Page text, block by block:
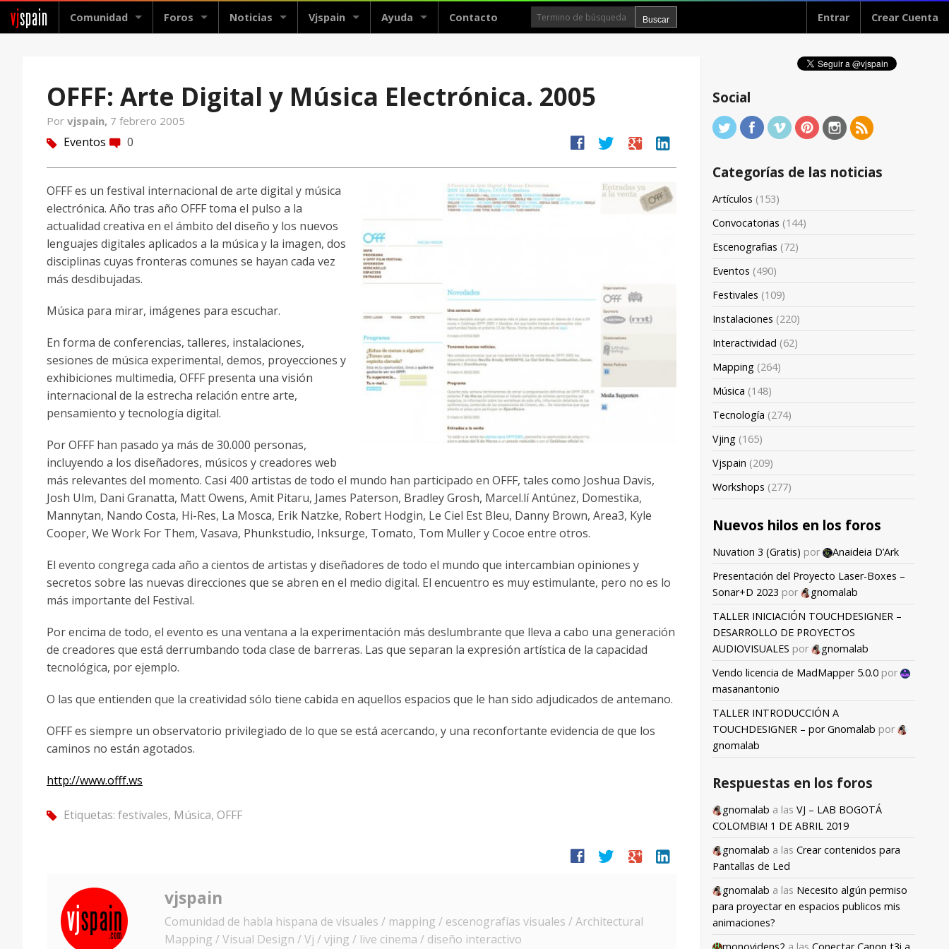
vjspain Comunidad Foros Noticias Vjspain Ayuda Contacto Entrar Crear Cuenta
OFFF: Arte Digital y Música Electrónica. 2005
Por vjspain, 7 febrero 2005
tag Eventos comment 0 facebook twitter google linkedin
OFFF es un festival internacional de arte digital y música
electrónica. Año tras año OFFF toma el pulso a la
actualidad creativa en el ámbito del diseño y los nuevos
lenguajes digitales aplicados a la música y la imagen, dos
disciplinas cuyas fronteras comunes se hayan cada vez
más desdibujadas.
Música para mirar, imágenes para escuchar.
En forma de conferencias, talleres, instalaciones,
sesiones de música experimental, demos, proyecciones y
exhibiciones multimedia, OFFF presenta una visión
internacional de la estrecha relación entre arte,
pensamiento y tecnología digital.
Por OFFF han pasado ya más de 30.000 personas,
incluyendo a los diseñadores, músicos y creadores web
más relevantes del momento. Casi 400 artistas de todo el mundo han participado en OFFF, tales como Joshua Davis,
Josh Ulm, Dani Granatta, Matt Owens, Amit Pitaru, James Paterson, Bradley Grosh, Marcel.lí Antúnez, Domestika,
Mannytan, Nando Costa, Hi-Res, La Mosca, Erik Natzke, Robert Hodgin, Le Ciel Est Bleu, Danny Brown, Area3, Kyle
Cooper, We Work For Them, Vasava, Phunkstudio, Inksurge, Tomato, Tom Muller y Cocoe entre otros.
El evento congrega cada año a cientos de artistas y diseñadores de todo el mundo que intercambian opiniones y
secretos sobre las nuevas direcciones que se abren en el medio digital. El encuentro es muy estimulante, pero no es lo
más importante del Festival.
Por encima de todo, el evento es una ventana a la experimentación más deslumbrante que lleva a cabo una generación
de creadores que está derrumbando toda clase de barreras. Las que separan la expresión artística de la capacidad
tecnológica, por ejemplo.
O las que entienden que la creatividad sólo tiene cabida en aquellos espacios que le han sido adjudicados de antemano.
OFFF es siempre un observatorio privilegiado de lo que se está acercando, y una reconfortante evidencia de que los
caminos no están agotados.
http://www.offf.ws
tag Etiquetas: festivales, Música, OFFF
facebook twitter google linkedin
vjspain
Comunidad de habla hispana de visuales / mapping / escenografías visuales / Architectural
Mapping / Visual Design / Vj / vjing / live cinema / diseño interactivo
Social
Categorías de las noticias
Artículos (153)
Convocatorias (144)
Escenografias (72)
Eventos (490)
Festivales (109)
Instalaciones (220)
Interactividad (62)
Mapping (264)
Música (148)
Tecnología (274)
Vjing (165)
Vjspain (209)
Workshops (277)
Nuevos hilos en los foros
Nuvation 3 (Gratis) por
Anaideia D’Ark
Presentación del Proyecto Laser-Boxes –
Sonar+D 2023 por
gnomalab
TALLER INICIACIÓN TOUCHDESIGNER –
DESARROLLO DE PROYECTOS
AUDIOVISUALES por
gnomalab
Vendo licencia de MadMapper 5.0.0 por
masanantonio
TALLER INTRODUCCIÓN A
TOUCHDESIGNER – por Gnomalab por
gnomalab
Respuestas en los foros
gnomalab a las VJ – LAB BOGOTÁ
COLOMBIA! 1 DE ABRIL 2019
gnomalab a las Crear contenidos para
Pantallas de Led
gnomalab a las Necesito algún permiso
para proyectar en espacios publicos mis
animaciones?